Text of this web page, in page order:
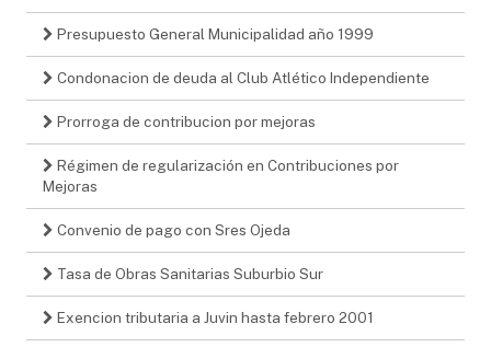
Presupuesto General Municipalidad año 1999
Condonacion de deuda al Club Atlético Independiente
Prorroga de contribucion por mejoras
Régimen de regularización en Contribuciones por
Mejoras
Convenio de pago con Sres Ojeda
Tasa de Obras Sanitarias Suburbio Sur
Exencion tributaria a Juvin hasta febrero 2001